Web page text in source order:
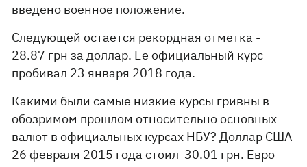
введено военное положение.
Следующей остается рекордная отметка -
28.87 грн за доллар. Ее официальный курс
пробивал 23 января 2018 года.
Какими были самые низкие курсы гривны в
обозримом прошлом относительно основных
валют в официальных курсах НБУ? Доллар США
26 февраля 2015 года стоил 30.01 грн. Евро